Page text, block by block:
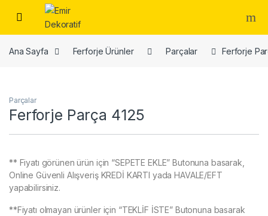
Skip to navigation
Skip to content
Ana Sayfa Ferforje Ürünler Parçalar Ferforje
Parçalar
Ferforje Parça 4125
** Fiyatı görünen ürün için “SEPETE EKLE” Butonuna basarak,
Online Güvenli Alışveriş KREDİ KARTI yada HAVALE/EFT
yapabilirsiniz.
**Fiyatı olmayan ürünler için “TEKLİF İSTE” Butonuna basarak